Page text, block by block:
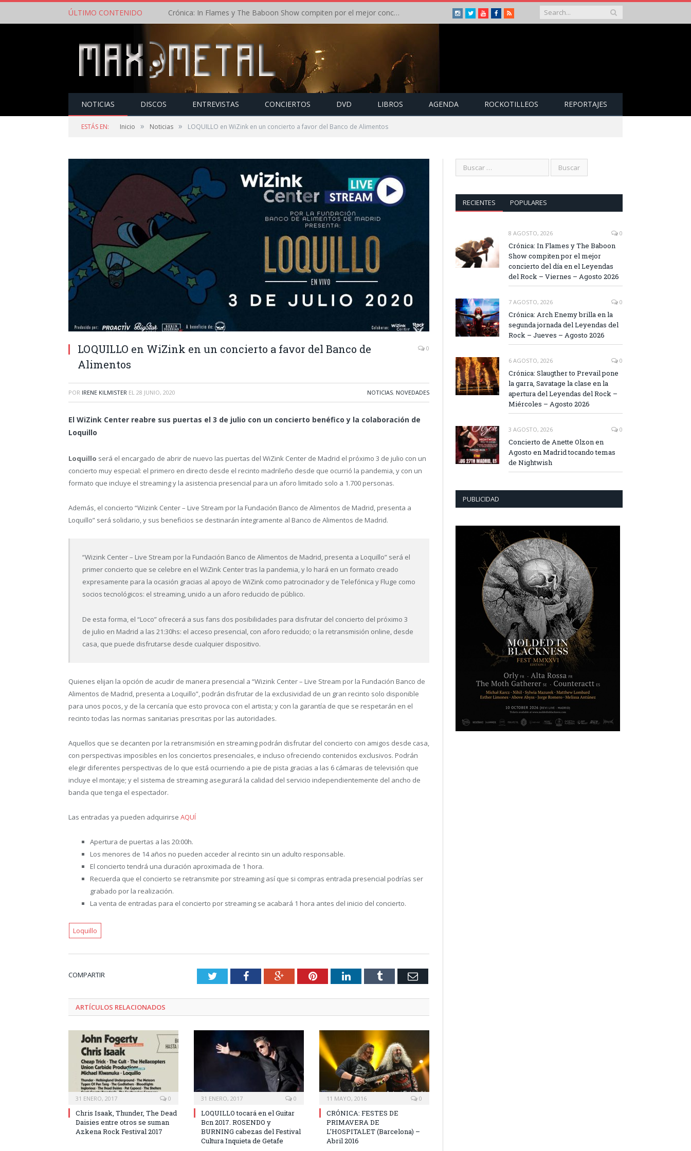
ÚLTIMO CONTENIDO Crónica: In Flames y The Baboon Show compiten por el mejor concierto del día en el Leyendas del Rock – Viernes – Agosto 2026 Instagram
TwitterYoutubeFacebook
RSS
NOTICIAS DISCOS ENTREVISTAS CONCIERTOS DVD LIBROS AGENDA ROCKOTILLEOS REPORTAJES
ESTÁS EN: Inicio » Noticias » LOQUILLO en WiZink en un concierto a favor del Banco de Alimentos
LOQUILLO en WiZink en un concierto a favor del Banco de
Alimentos
0
POR IRENE KILMISTER EL 28 JUNIO, 2020 NOTICIAS, NOVEDADES
El WiZink Center reabre sus puertas el 3 de julio con un concierto benéfico y la colaboración de
Loquillo
Loquillo será el encargado de abrir de nuevo las puertas del WiZink Center de Madrid el próximo 3 de julio con un
concierto muy especial: el primero en directo desde el recinto madrileño desde que ocurrió la pandemia, y con un
formato que incluye el streaming y la asistencia presencial para un aforo limitado solo a 1.700 personas.
Además, el concierto “Wizink Center – Live Stream por la Fundación Banco de Alimentos de Madrid, presenta a
Loquillo” será solidario, y sus beneficios se destinarán íntegramente al Banco de Alimentos de Madrid.
“Wizink Center – Live Stream por la Fundación Banco de Alimentos de Madrid, presenta a Loquillo” será el
primer concierto que se celebre en el WiZink Center tras la pandemia, y lo hará en un formato creado
expresamente para la ocasión gracias al apoyo de WiZink como patrocinador y de Telefónica y Fluge como
socios tecnológicos: el streaming, unido a un aforo reducido de público.
De esta forma, el “Loco” ofrecerá a sus fans dos posibilidades para disfrutar del concierto del próximo 3
de julio en Madrid a las 21:30hs: el acceso presencial, con aforo reducido; o la retransmisión online, desde
casa, que puede disfrutarse desde cualquier dispositivo.
Quienes elijan la opción de acudir de manera presencial a “Wizink Center – Live Stream por la Fundación Banco de
Alimentos de Madrid, presenta a Loquillo”, podrán disfrutar de la exclusividad de un gran recinto solo disponible
para unos pocos, y de la cercanía que esto provoca con el artista; y con la garantía de que se respetarán en el
recinto todas las normas sanitarias prescritas por las autoridades.
Aquellos que se decanten por la retransmisión en streaming podrán disfrutar del concierto con amigos desde casa,
con perspectivas imposibles en los conciertos presenciales, e incluso ofreciendo contenidos exclusivos. Podrán
elegir diferentes perspectivas de lo que está ocurriendo a pie de pista gracias a las 6 cámaras de televisión que
incluye el montaje; y el sistema de streaming asegurará la calidad del servicio independientemente del ancho de
banda que tenga el espectador.
Las entradas ya pueden adquirirse AQUÍ
Apertura de puertas a las 20:00h.
Los menores de 14 años no pueden acceder al recinto sin un adulto responsable.
El concierto tendrá una duración aproximada de 1 hora.
Recuerda que el concierto se retransmite por streaming así que si compras entrada presencial podrías ser
grabado por la realización.
La venta de entradas para el concierto por streaming se acabará 1 hora antes del inicio del concierto.
Loquillo
COMPARTIR TwitterFacebookGoogle+PinterestLinkedInTumblr Email
ARTÍCULOS RELACIONADOS
31 ENERO, 2017 0
Chris Isaak, Thunder, The Dead
Daisies entre otros se suman
Azkena Rock Festival 2017
31 ENERO, 2017 0
LOQUILLO tocará en el Guitar
Bcn 2017. ROSENDO y
BURNING cabezas del Festival
Cultura Inquieta de Getafe
11 MAYO, 2016 0
CRÓNICA: FESTES DE
PRIMAVERA DE
L’HOSPITALET (Barcelona) –
Abril 2016
RECIENTES POPULARES
8 AGOSTO, 2026 0
Crónica: In Flames y The Baboon
Show compiten por el mejor
concierto del día en el Leyendas
del Rock – Viernes – Agosto 2026
7 AGOSTO, 2026 0
Crónica: Arch Enemy brilla en la
segunda jornada del Leyendas del
Rock – Jueves – Agosto 2026
6 AGOSTO, 2026 0
Crónica: Slaugther to Prevail pone
la garra, Savatage la clase en la
apertura del Leyendas del Rock –
Miércoles – Agosto 2026
3 AGOSTO, 2026 0
Concierto de Anette Olzon en
Agosto en Madrid tocando temas
de Nightwish
PUBLICIDAD